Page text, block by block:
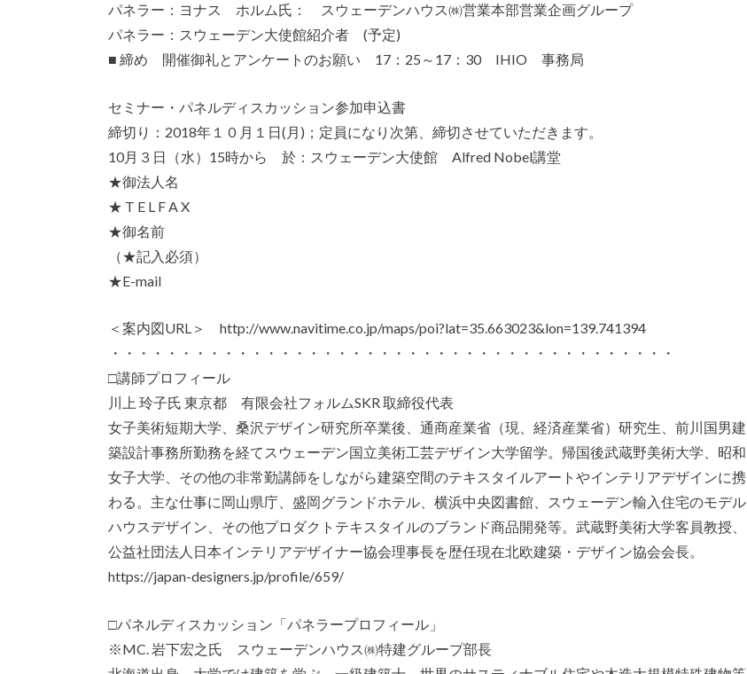
パネラー：ヨナス ホルム氏： スウェーデンハウス㈱営業本部営業企画グループ
パネラー：スウェーデン大使館紹介者 (予定)
■ 締め 開催御礼とアンケートのお願い 17：25～17：30 IHIO 事務局
セミナー・パネルディスカッション参加申込書
締切り：2018年１０月１日(月)；定員になり次第、締切させていただきます。
10月３日（水）15時から 於：スウェーデン大使館 Alfred Nobel講堂
★御法人名
★ T E L F A X
★御名前
（★記入必須）
★E-mail
＜案内図URL＞ http://www.navitime.co.jp/maps/poi?lat=35.663023&lon=139.741394
・・・・・・・・・・・・・・・・・・・・・・・・・・・・・・・・・・・・・・・・
□講師プロフィール
川上 玲子氏 東京都 有限会社フォルムSKR 取締役代表
女子美術短期大学、桑沢デザイン研究所卒業後、通商産業省（現、経済産業省）研究生、前川国男建
築設計事務所勤務を経てスウェーデン国立美術工芸デザイン大学留学。帰国後武蔵野美術大学、昭和
女子大学、その他の非常勤講師をしながら建築空間のテキスタイルアートやインテリアデザインに携
わる。主な仕事に岡山県庁、盛岡グランドホテル、横浜中央図書館、スウェーデン輸入住宅のモデル
ハウスデザイン、その他プロダクトテキスタイルのブランド商品開発等。武蔵野美術大学客員教授、
公益社団法人日本インテリアデザイナー協会理事長を歴任現在北欧建築・デザイン協会会長。
https://japan-designers.jp/profile/659/
□パネルディスカッション「パネラープロフィール」
※MC. 岩下宏之氏 スウェーデンハウス㈱特建グループ部長